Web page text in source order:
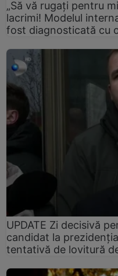
„Să vă rugați pentru
lacrimi! Modelul
fost diagnosticată cu
UPDATE Zi decisivă
candidat la
tentativă de lovitură